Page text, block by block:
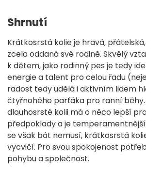
Shrnutí
Krátkosrstá kolie je hravá,
zcela oddaná své rodině. Skvělý
k dětem, jako rodinný pes je tedy
energie a talent pro celou řadu
radost tedy udělá i aktivním lidem
čtyřnohého parťáka pro ranní
dlouhosrsté kolii má o něco lepší
předpoklady a je
se však bát nemusí, krátkosrstá
vycvičí. Pro svou spokojenost
pohybu a společnost.